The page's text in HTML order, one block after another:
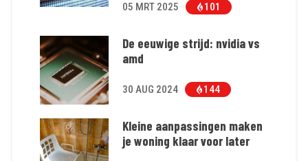
05 MRT 2025 101
De eeuwige strijd: nvidia vs
amd
30 AUG 2024 144
Kleine aanpassingen maken
je woning klaar voor later